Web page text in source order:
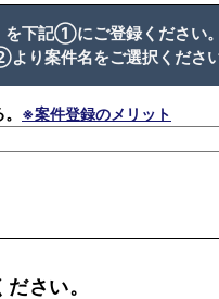
を下記①にご登録ください
り案件名をご選択くださ
※案件登録のメリット
さい。